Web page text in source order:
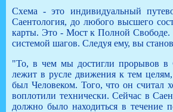
Схема - это индивидуальный
Саентология, до любого высшего
карты. Это - Мост к Полной Свободе.
системой шагов. Следуя ему, вы
"То, в чем мы достигли прорывов в
лежит в русле движения к тем
был Человеком. Того, что он
воплотили технически. Сейчас в
должно было находиться в течение